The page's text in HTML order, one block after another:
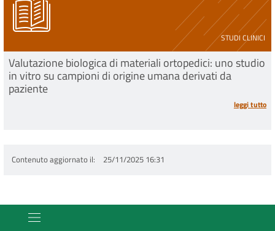
STUDI CLINICI
Valutazione biologica di materiali ortopedici: uno studio
in vitro su campioni di origine umana derivati da
paziente
leggi tutto
Contenuto aggiornato il 25/11/2025 16:31